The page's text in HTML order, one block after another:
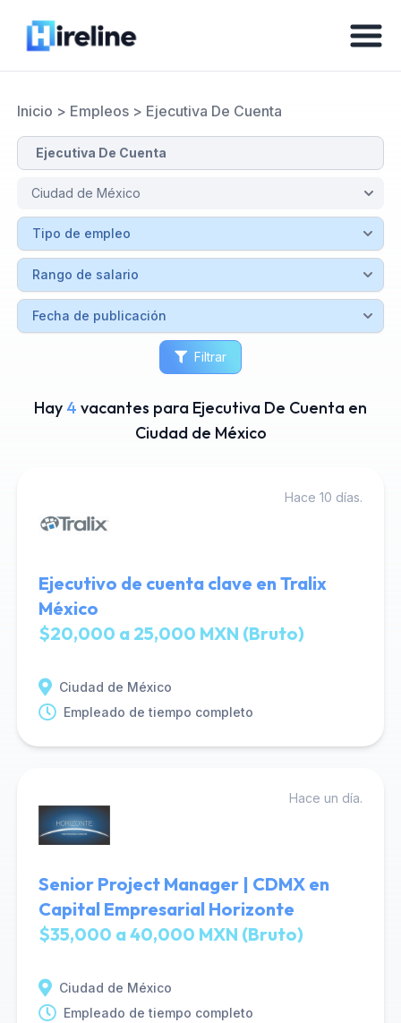
Inicio > Empleos> Ejecutiva De Cuenta
Filtrar
Hay 4 vacantes para Ejecutiva De Cuenta en
Ciudad de México
Hace 10 días.
Ejecutivo de cuenta clave en Tralix
México
$20,000 a 25,000 MXN (Bruto)
Ciudad de México
Empleado de tiempo completo
Hace un día.
Senior Project Manager | CDMX en
Capital Empresarial Horizonte
$35,000 a 40,000 MXN (Bruto)
Ciudad de México
Empleado de tiempo completo